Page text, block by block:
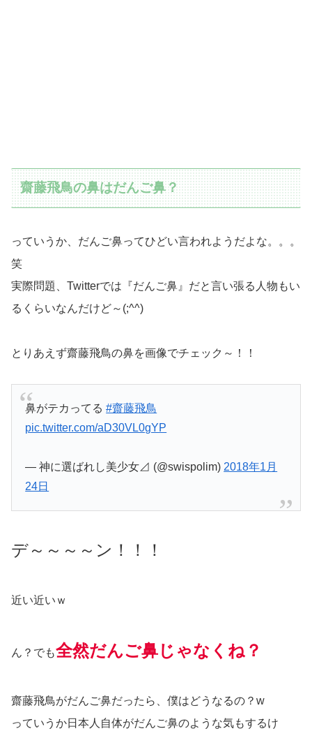
齋藤飛鳥の鼻はだんご鼻？
っていうか、だんご鼻ってひどい言われようだよな。。。
笑
実際問題、Twitterでは『だんご鼻』だと言い張る人物もい
るくらいなんだけど～(;^^)
とりあえず齋藤飛鳥の鼻を画像でチェック～！！
鼻がテカってる#齋藤飛鳥
pic.twitter.com/aD30VL0gYP
— 神に選ばれし美少女⊿ (@swispolim) 2018年1月
24日
デ～～～～ン！！！
近い近いｗ
ん？でも全然だんご鼻じゃなくね？
齋藤飛鳥がだんご鼻だったら、僕はどうなるの？w
っていうか日本人自体がだんご鼻のような気もするけ